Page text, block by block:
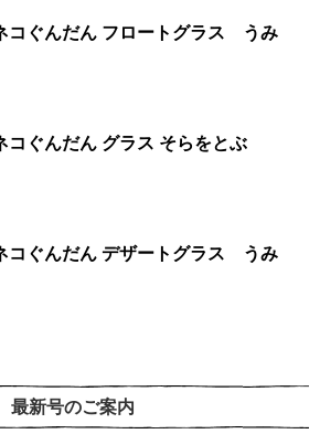
ノラネコぐんだん フロートグラス うみ
ノラネコぐんだん グラス そらをとぶ
ノラネコぐんだん デザートグラス うみ
最新号のご案内